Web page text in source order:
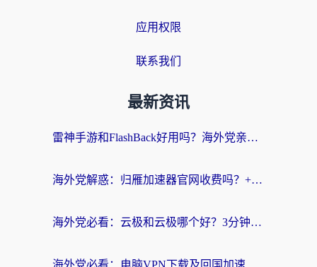
应用权限
联系我们
最新资讯
雷神手游和FlashBack好用吗？海外党亲测指南，避开破解版坑轻松访问国内资源
海外党解惑：归雁加速器官网收费吗？+3个回国加速问题的真实答案
海外党必看：云极和云极哪个好？3分钟选对回国加速器，无缝访问国内资源